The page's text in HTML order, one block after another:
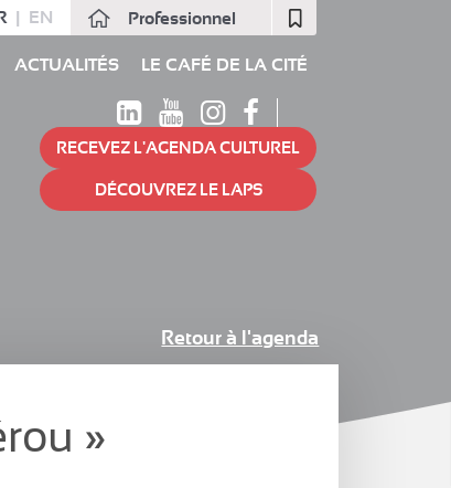
ACTUALITÉS LE CAFÉ DE LA CITÉ
RECEVEZ L'AGENDA CULTUREL
DÉCOUVREZ LE LAPS
EN Professionnel
»
Retour à l'agenda